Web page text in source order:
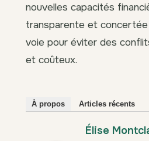
nouvelles capacités
transparente et concertée
voie pour éviter des
et coûteux.
À propos Articles récents
Élise